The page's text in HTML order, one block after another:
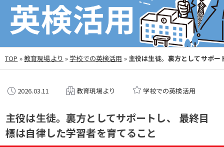
TOP »教育現場より »学校での英検活用 » 主役は生徒。裏方としてサポ
2026.03.11 教育現場より 学校での英検活用
主役は生徒。裏方としてサポートし、 最終目
標は自律した学習者を育てること